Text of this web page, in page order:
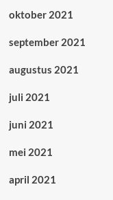
oktober 2021
september 2021
augustus 2021
juli 2021
juni 2021
mei 2021
april 2021